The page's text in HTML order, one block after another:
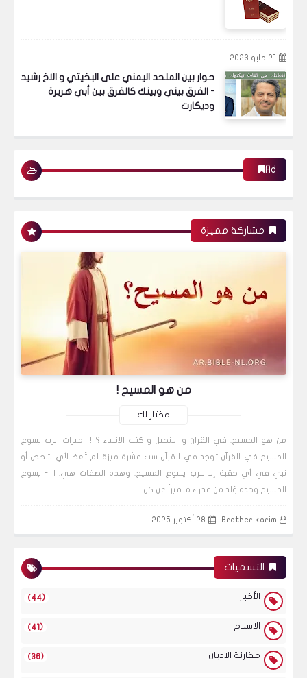
21 مايو 2023
حوار بين الملحد اليمني على البخيتي و الاخ رشيد
- الفرق بيني وبينك كالفرق بين أبي هريرة
وديكارت
Ad
مشاركة مميزة
من هو المسيح !
مختار لك
من هو المسيح. في القران و الانجيل و كتب الانبياء ؟ ! ميزات الرب يسوع
المسيح في القرآن توجد في القرآن ست عشرة ميزة لم تُعطَ لأي شخص أو
نبي في أي حقبة إلا للرب يسوع المسيح. وهذه الصفات هي: 1 - يسوع
المسيح وحده وُلد من عذراء متميزاً عن كل …
Brother karim 28 أكتوبر 2025
التسميات
الأخبار (44)
الاسلام (41)
مقارنة الاديان (36)